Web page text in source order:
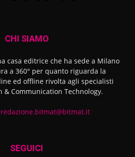
CHI SIAMO
casa editrice che ha sede a Milano
a 360° per quanto riguarda la
ed offline rivolta agli specialisti
Communication Technology.
redazione.bitmat@bitmat.it
SEGUICI